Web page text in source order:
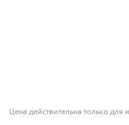
Цена действительна только для